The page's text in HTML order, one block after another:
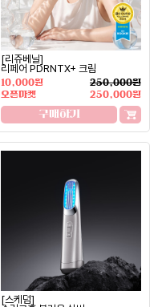
[리쥬베닐]
리페어 PDRNTX+ 크림
10,000원
250,000원
오픈마켓
250,000원
구매하기
[스케덤]